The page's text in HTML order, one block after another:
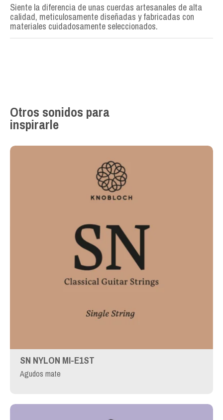
Siente la diferencia de unas cuerdas artesanales de alta
calidad, meticulosamente diseñadas y fabricadas con
materiales cuidadosamente seleccionados.
Otros sonidos para
inspirarle
SN NYLON MI-E1ST
Agudos mate